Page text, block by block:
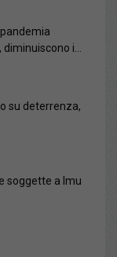
pandemia
i...
su deterrenza,
soggette a Imu